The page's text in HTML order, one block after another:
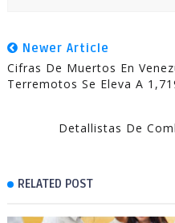
Newer Article
Cifras De Muertos En
Terremotos Se Eleva A
Detallistas De
RELATED POST